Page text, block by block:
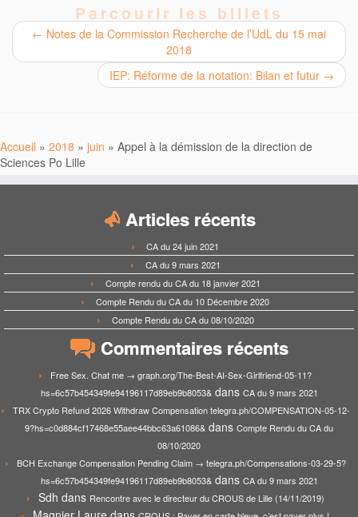
Parcourir les billets
← Notes de la Commission Recherche de l’UdL du 15 mai
2018
IEP: Réforme de la notation: Bilan et futur →
Accueil » 2018 » juin » Appel à la démission de la direction de
Sciences Po Lille
Articles récents
CA du 24 juin 2021
CA du 9 mars 2021
Compte rendu du CA du 18 janvier 2021
Compte Rendu du CA du 10 Décembre 2020
Compte Rendu du CA du 08/10/2020
Commentaires récents
Free Sex. Chat me → graph.org/The-Best-AI-Sex-Girlfriend-05-11?
hs=6c57b454349fe94196117d89eb9b8053&dans CA du 9 mars 2021
TRX Crypto Refund 2026 Withdraw Compensation telegra.ph/COMPENSATION-05-12-
9?hs=c0d884cf17468e55aee44bbc63a61086& dans Compte Rendu du CA du
08/10/2020
BCH Exchange Compensation Pending Claim → telegra.ph/Compensations-03-29-5?
hs=6c57b454349fe94196117d89eb9b8053&dans CA du 9 mars 2021
Sdh dans Rencontre avec le directeur du CROUS de Lille (14/11/2019)